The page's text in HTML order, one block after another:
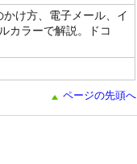
け方、電子メール、イ
カラーで解説。ドコ
ページの先頭へ